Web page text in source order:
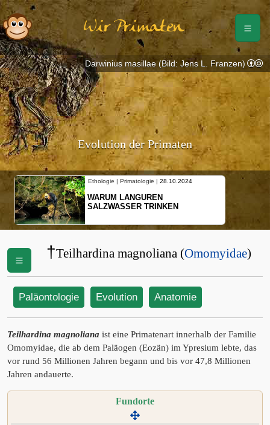
Wir Primaten
Evolution der Primaten
Ethologie | Primatologie | 28.10.2024
WARUM LANGUREN
SALZWASSER TRINKEN
Darwinius masillae (Bild: Jens L. Franzen)
†Teilhardina magnoliana (Omomyidae)
Paläontologie Evolution Anatomie
Teilhardina magnoliana ist eine Primatenart innerhalb der Familie
Omomyidae, die ab dem Paläogen (Eozän) im Ypresium lebte, das
vor rund 56 Millionen Jahren begann und bis vor 47,8 Millionen
Jahren andauerte.
Fundorte